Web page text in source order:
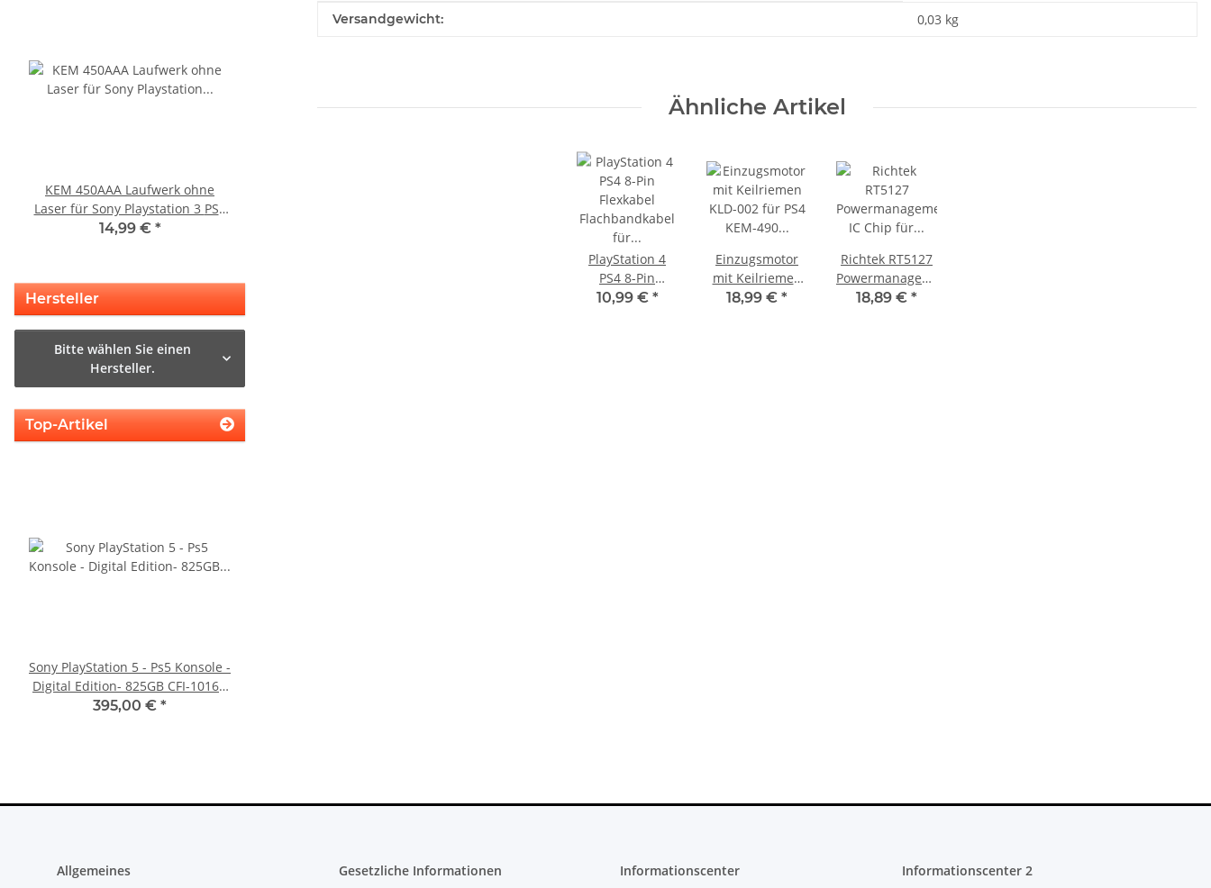
Produkteigenschaft
Wert
Versandgewicht: 0,03 kg
Ähnliche Artikel
PlayStation 4
PS4 8-Pin
Flexkabel
10,99 € *
Einzugsmotor
mit Keilriemen
KLD-002 für PS4
18,99 € *
Richtek RT5127
Powermanagement
IC Chip für
18,89 € *
KEM 450AAA Laufwerk ohne
Laser für Sony Playstation 3 PS3
Slim gebraucht
14,99 € *
KEM 450AAA Laufwerk oberteil
Sony Playstation 3 PS3 Slim
gebraucht
10,99 €*
Hersteller
Bitte wählen Sie einen
Hersteller.
Top-Artikel
Sony PlayStation 5 - Ps5 Konsole -
Digital Edition- 825GB CFI-1016B
gebraucht
395,00 € *
Allgemeines Gesetzliche Informationen Informationscenter Informationscenter 2